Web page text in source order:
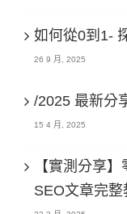
如何從0到1-
26 9 月, 2025
/2025 最新分
15 4 月, 2025
【實測分享
SEO文章完整